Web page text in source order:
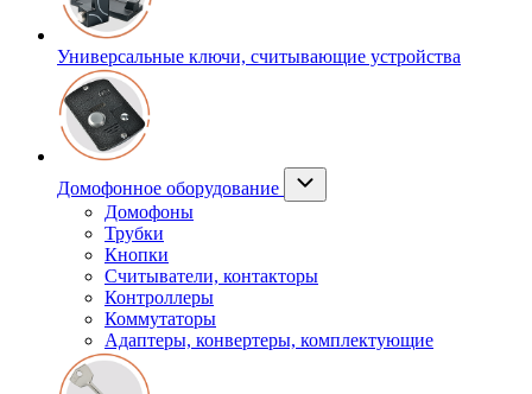
Универсальные ключи, считывающие устройства
Домофонное оборудование
Домофоны
Трубки
Кнопки
Считыватели, контакторы
Контроллеры
Коммутаторы
Адаптеры, конвертеры, комплектующие